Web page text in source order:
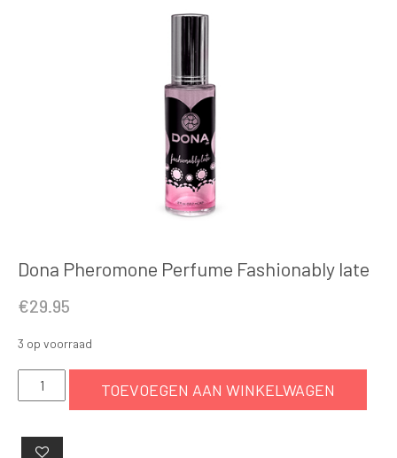
Dona Pheromone Perfume Fashionably late
€29.95
3 op voorraad
Dona
Pheromone
Fashionably
TOEVOEGEN AAN WINKELWAGEN